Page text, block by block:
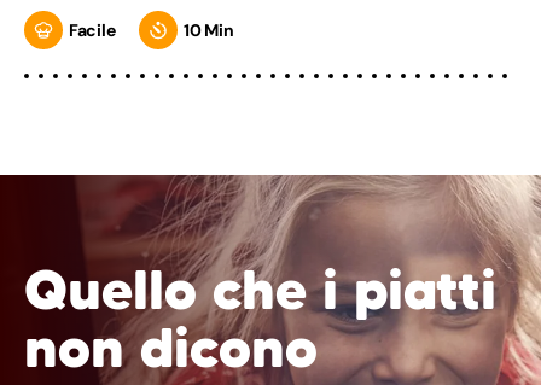
Facile 10 Min
Quello che i piatti
non dicono